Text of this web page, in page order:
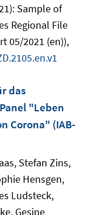
Sample of
Regional File
05/2021 (en)),
das
"Leben
Corona" (IAB-
Stefan Zins,
Hensgen,
Ludsteck,
Gesine